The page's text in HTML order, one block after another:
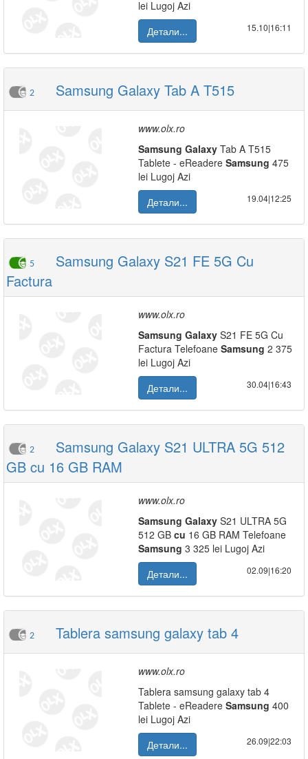
lei Lugoj Azi
Детали...
15.10|16:11
2 Samsung Galaxy Tab A T515
www.olx.ro
Samsung Galaxy Tab A T515
Tablete - eReadere Samsung 475
lei Lugoj Azi
Детали...
19.04|12:25
5
Samsung Galaxy S21 FE 5G Cu
Factura
www.olx.ro
Samsung Galaxy S21 FE 5G Cu
Factura Telefoane Samsung 2 375
lei Lugoj Azi
Детали...
30.04|16:43
2
Samsung Galaxy S21 ULTRA 5G 512
GB cu 16 GB RAM
www.olx.ro
Samsung Galaxy S21 ULTRA 5G
512 GB cu 16 GB RAM Telefoane
Samsung 3 325 lei Lugoj Azi
Детали...
02.09|16:20
2 Tablera samsung galaxy tab 4
www.olx.ro
Tablera samsung galaxy tab 4
Tablete - eReadere Samsung 400
lei Lugoj Azi
Детали...
26.09|22:03